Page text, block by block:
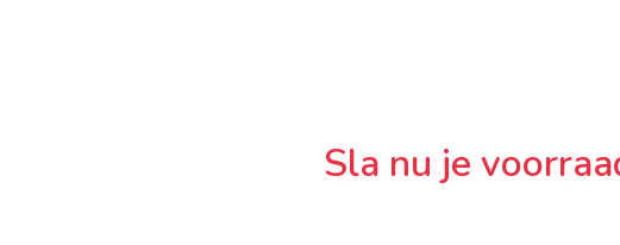
Sla nu je